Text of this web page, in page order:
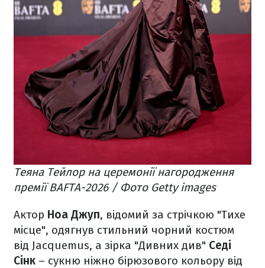
Теяна Тейлор на церемонії нагородження
премії BAFTA-2026 / Фото Getty images
Актор Ноа Джуп, відомий за стрічкою "Тихе
місце", одягнув стильний чорний костюм
від Jacquemus, а зірка "Дивних див" Седі
Сінк – сукню ніжно бірюзового кольору від